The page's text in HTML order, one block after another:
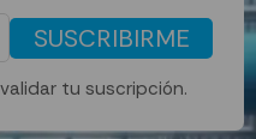
SUSCRIBIRME
tu suscripción.